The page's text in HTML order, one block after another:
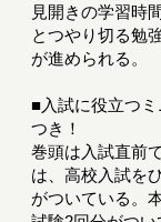
見開きの学習時
とつやり切る勉
が進められる。
■入試に役立つ
つき！
巻頭は入試直前
は、高校入試を
がついている。